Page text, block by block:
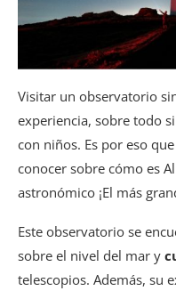
Visitar un observatorio
experiencia, sobre todo
con niños. Es por eso
conocer sobre cómo es
astronómico ¡El más
Este observatorio se
sobre el nivel del mar y
telescopios. Además, su